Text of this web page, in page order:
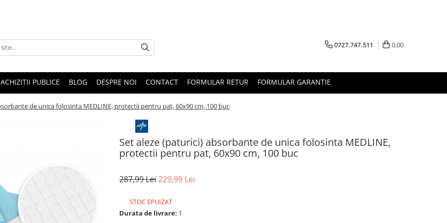
0727.747.511 0,00
ACHIZITII PUBLICE BLOG DESPRE NOI CONTACT FORMULAR RETUR FORMULAR GARANTIE
de unica folosinta MEDLINE, protectii pentru pat, 60x90 cm, 100 buc
Set aleze (paturici) absorbante de unica folosinta MEDLINE,
protectii pentru pat, 60x90 cm, 100 buc
287,99 Lei229,99 Lei
STOC EPUIZAT
Durata de livrare: 1